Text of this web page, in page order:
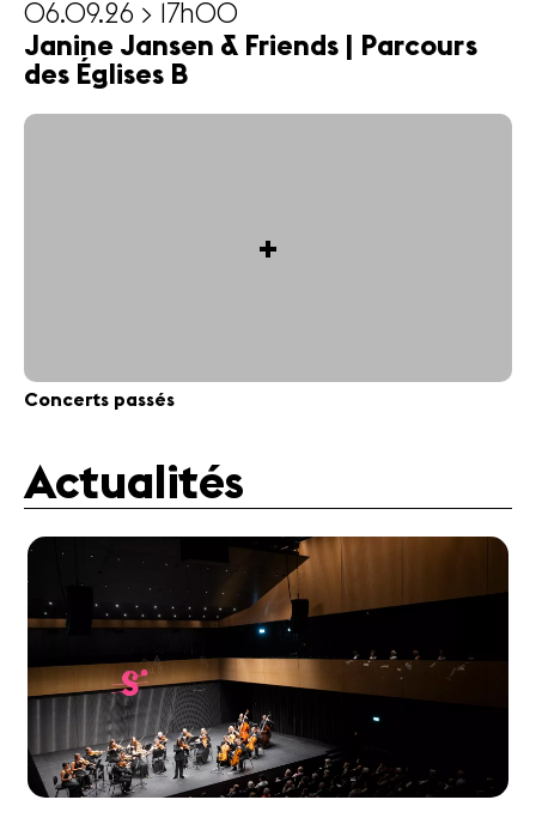
06.09.26 > 17h00
Janine Jansen & Friends | Parcours
des Églises B
+
Concerts passés
Actualités